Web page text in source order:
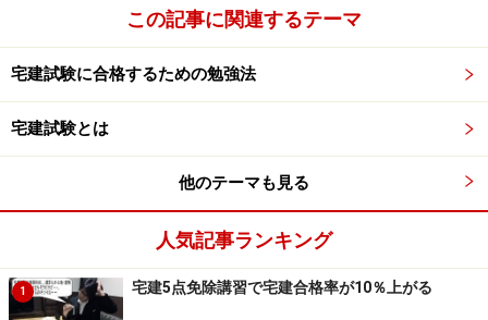
⇒× 地方圏のその他の地域においても全ての用途で下落
幅が縮小しています。
住宅着工統計（平成27年計）
平成27年の新設住宅着工は、持家は減少したが、貸家及
び分譲住宅が増加したため、全体で増加となりました。
この記事に関連するテーマ
宅建試験に合格するための勉強法
宅建試験とは
他のテーマも見る
人気記事ランキング
1 宅建5点免除講習で宅建合格率が10％上がる